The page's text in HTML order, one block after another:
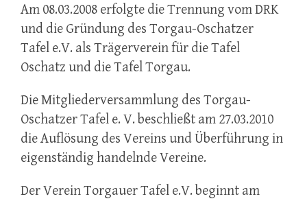
Am 08.03.2008 erfolgte die Trennung vom DRK
und die Gründung des Torgau-Oschatzer
Tafel e.V. als Trägerverein für die Tafel
Oschatz und die Tafel Torgau.
Die Mitgliederversammlung des Torgau-
Oschatzer Tafel e. V. beschließt am 27.03.2010
die Auflösung des Vereins und Überführung in
eigenständig handelnde Vereine.
Der Verein Torgauer Tafel e.V. beginnt am